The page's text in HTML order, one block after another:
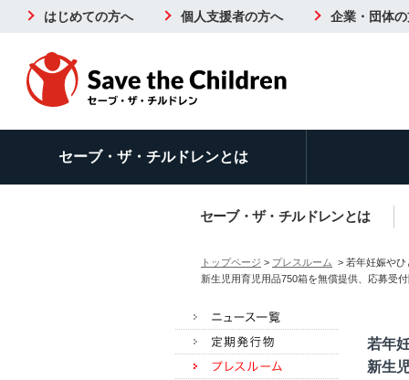
はじめての方へ 個人支援者の方へ 企業・団体
セーブ・ザ・チルドレンとは
セーブ・ザ・チルドレンとは
トップページ > プレスルーム > 若年妊娠や
新生児用育児用品750箱を無償提供、応募受付
若年
新生